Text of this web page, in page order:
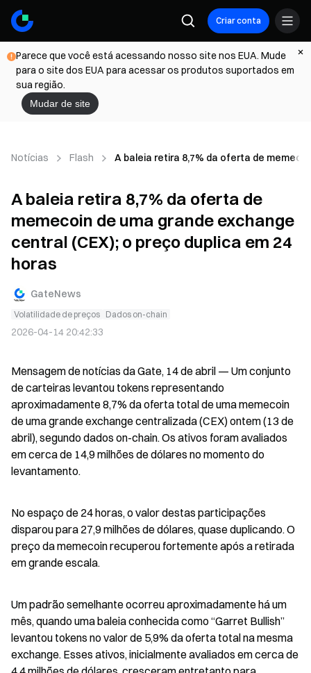
Criar conta
Parece que você está acessando nosso site nos EUA. Mude
para o site dos EUA para acessar os produtos suportados em
sua região.
Mudar de site
Notícias Flash A baleia retira 8,7% da oferta de
A baleia retira 8,7% da oferta de
memecoin de uma grande exchange
central (CEX); o preço duplica em 24
horas
GateNews
Volatilidade de preços Dados on-chain
2026-04-14 20:42:33
Mensagem de notícias da Gate, 14 de abril — Um conjunto
de carteiras levantou tokens representando
aproximadamente 8,7% da oferta total de uma memecoin
de uma grande exchange centralizada (CEX) ontem (13 de
abril), segundo dados on-chain. Os ativos foram avaliados
em cerca de 14,9 milhões de dólares no momento do
levantamento.
No espaço de 24 horas, o valor destas participações
disparou para 27,9 milhões de dólares, quase duplicando. O
preço da memecoin recuperou fortemente após a retirada
em grande escala.
Um padrão semelhante ocorreu aproximadamente há um
mês, quando uma baleia conhecida como “Garret Bullish”
levantou tokens no valor de 5,9% da oferta total na mesma
exchange. Esses ativos, inicialmente avaliados em cerca de